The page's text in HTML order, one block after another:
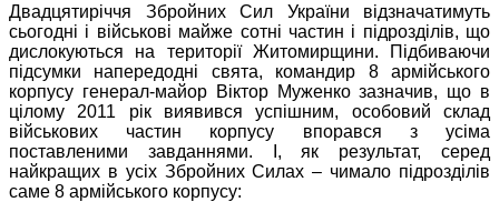
Двадцятиріччя Збройних Сил України відзначатимуть
сьогодні і військові майже сотні частин і підрозділів, що
дислокуються на території Житомирщини. Підбиваючи
підсумки напередодні свята, командир 8 армійського
корпусу генерал-майор Віктор Муженко зазначив, що в
цілому 2011 рік виявився успішним, особовий склад
військових частин корпусу впорався з усіма
поставленими завданнями. І, як результат, серед
найкращих в усіх Збройних Силах – чимало підрозділів
саме 8 армійського корпусу: